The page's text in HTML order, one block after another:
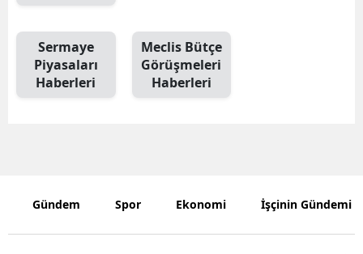
Sermaye
Piyasaları
Haberleri
Meclis Bütçe
Görüşmeleri
Haberleri
Gündem Spor Ekonomi İşçinin Gündemi